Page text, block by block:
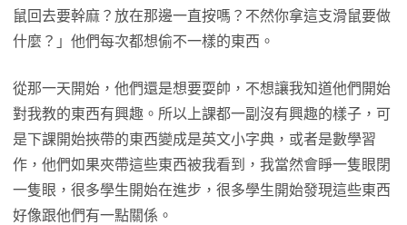
鼠回去要幹麻？放在那邊一直按嗎？不然你拿這支滑鼠要做
什麼？」他們每次都想偷不一樣的東西。
從那一天開始，他們還是想要耍帥，不想讓我知道他們開始
對我教的東西有興趣。所以上課都一副沒有興趣的樣子，可
是下課開始挾帶的東西變成是英文小字典，或者是數學習
作，他們如果夾帶這些東西被我看到，我當然會睜一隻眼閉
一隻眼，很多學生開始在進步，很多學生開始發現這些東西
好像跟他們有一點關係。